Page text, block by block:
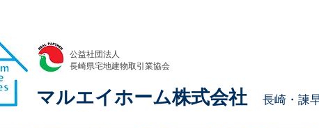
公益社団法人
​長崎県宅地建物取引業協会
マルエイホーム株式会社 長崎・諫